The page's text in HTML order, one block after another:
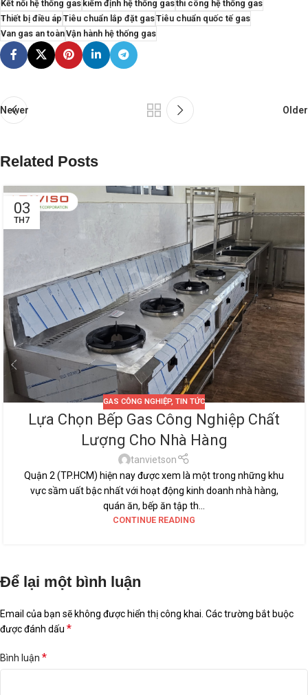
Kết nối hệ thống gaskiểm định hệ thống gasthi công hệ thống gas
Thiết bị điều áp Tiêu chuẩn lắp đặt gasTiêu chuẩn quốc tế gas
Van gas an toànVận hành hệ thống gas
Newer Older
Related Posts
03
TH7
GAS CÔNG NGHIỆP, TIN TỨC
Lựa Chọn Bếp Gas Công Nghiệp Chất
Lượng Cho Nhà Hàng
tanvietson
Quận 2 (TP.HCM) hiện nay được xem là một trong những khu
vực sầm uất bậc nhất với hoạt động kinh doanh nhà hàng,
quán ăn, bếp ăn tập th...
CONTINUE READING
Để lại một bình luận
Email của bạn sẽ không được hiển thị công khai. Các trường bắt buộc
được đánh dấu *
Bình luận *